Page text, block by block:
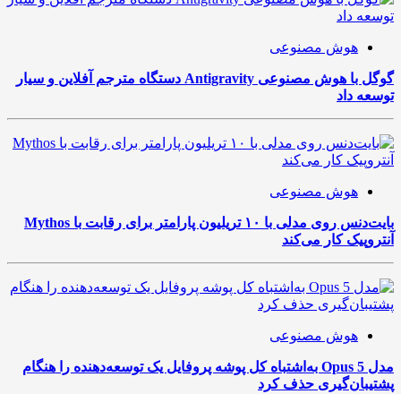
هوش مصنوعی
گوگل با هوش مصنوعی Antigravity دستگاه مترجم آفلاین و سیار
توسعه داد
هوش مصنوعی
بایت‌دنس روی مدلی با ۱۰ تریلیون پارامتر برای رقابت با Mythos
آنتروپیک کار می‌کند
هوش مصنوعی
مدل Opus 5 به‌اشتباه کل پوشه پروفایل یک توسعه‌دهنده را هنگام
پشتیبان‌گیری حذف کرد